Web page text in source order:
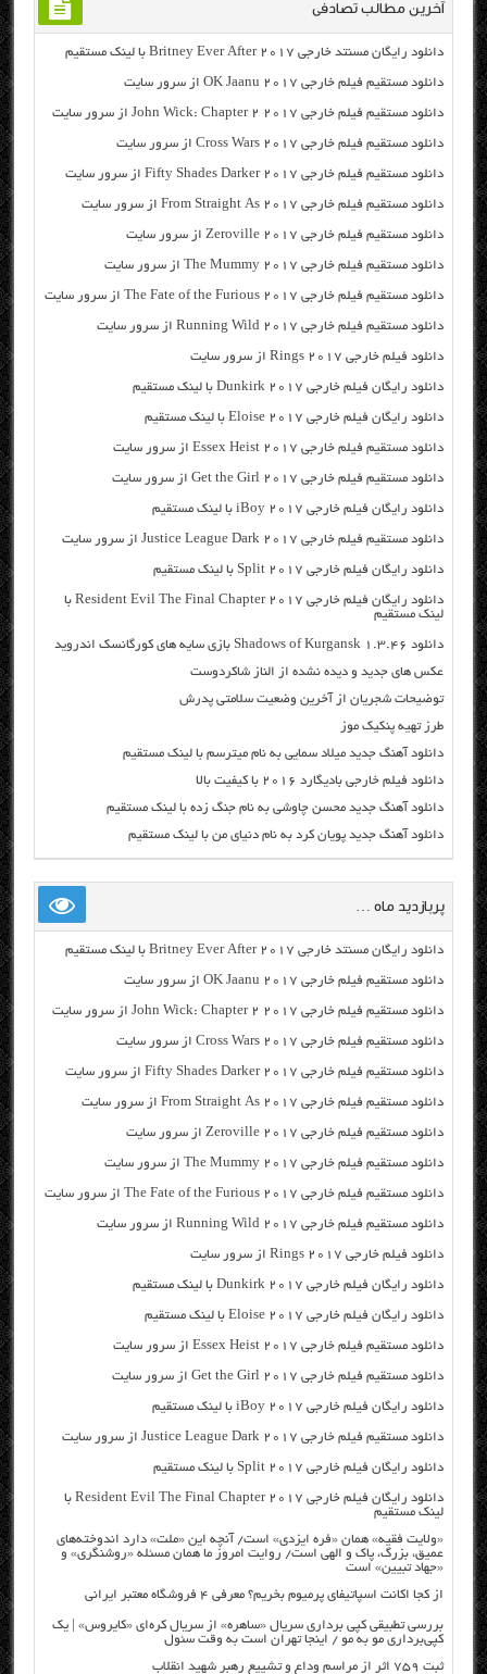
آخرین مطالب تصادفی
دانلود رایگان مسنتد خارجی Britney Ever After 2017 با لینک مستقیم
دانلود مستقیم فیلم خارجی OK Jaanu 2017 از سرور سایت
دانلود مستقیم فیلم خارجی John Wick: Chapter 2 2017 از سرور سایت
دانلود مستقیم فیلم خارجی Cross Wars 2017 از سرور سایت
دانلود مستقیم فیلم خارجی Fifty Shades Darker 2017 از سرور سایت
دانلود مستقیم فیلم خارجی From Straight As 2017 از سرور سایت
دانلود مستقیم فیلم خارجی Zeroville 2017 از سرور سایت
دانلود مستقیم فیلم خارجی The Mummy 2017 از سرور سایت
دانلود مستقیم فیلم خارجی The Fate of the Furious 2017 از سرور سایت
دانلود مستقیم فیلم خارجی Running Wild 2017 از سرور سایت
دانلود فیلم خارجی Rings 2017 از سرور سایت
دانلود رایگان فیلم خارجی Dunkirk 2017 با لینک مستقیم
دانلود رایگان فیلم خارجی Eloise 2017 با لینک مستقیم
دانلود مستقیم فیلم خارجی Essex Heist 2017 از سرور سایت
دانلود مستقیم فیلم خارجی Get the Girl 2017 از سرور سایت
دانلود رایگان فیلم خارجی iBoy 2017 با لینک مستقیم
دانلود مستقیم فیلم خارجی Justice League Dark 2017 از سرور سایت
دانلود رایگان فیلم خارجی Split 2017 با لینک مستقیم
دانلود رایگان فیلم خارجی Resident Evil The Final Chapter 2017 با
لینک مستقیم
دانلود Shadows of Kurgansk 1.3.46 بازی سایه های کورگانسک اندروید
عکس های جدید و دیده نشده از الناز شاکردوست
توضیحات شجریان از آخرین وضعیت سلامتی پدرش
طرز تهیه پنکیک موز
دانلود آهنگ جدید میلاد سمایی به نام میترسم با لینک مستقیم
دانلود فیلم خارجی بادیگارد ۲۰۱۶ با کیفیت بالا
دانلود آهنگ جدید محسن چاوشی به نام جنگ زده با لینک مستقیم
دانلود آهنگ جدید پویان کرد به نام دنیای من با لینک مستقیم
پربازدید ماه …
دانلود رایگان مسنتد خارجی Britney Ever After 2017 با لینک مستقیم
دانلود مستقیم فیلم خارجی OK Jaanu 2017 از سرور سایت
دانلود مستقیم فیلم خارجی John Wick: Chapter 2 2017 از سرور سایت
دانلود مستقیم فیلم خارجی Cross Wars 2017 از سرور سایت
دانلود مستقیم فیلم خارجی Fifty Shades Darker 2017 از سرور سایت
دانلود مستقیم فیلم خارجی From Straight As 2017 از سرور سایت
دانلود مستقیم فیلم خارجی Zeroville 2017 از سرور سایت
دانلود مستقیم فیلم خارجی The Mummy 2017 از سرور سایت
دانلود مستقیم فیلم خارجی The Fate of the Furious 2017 از سرور سایت
دانلود مستقیم فیلم خارجی Running Wild 2017 از سرور سایت
دانلود فیلم خارجی Rings 2017 از سرور سایت
دانلود رایگان فیلم خارجی Dunkirk 2017 با لینک مستقیم
دانلود رایگان فیلم خارجی Eloise 2017 با لینک مستقیم
دانلود مستقیم فیلم خارجی Essex Heist 2017 از سرور سایت
دانلود مستقیم فیلم خارجی Get the Girl 2017 از سرور سایت
دانلود رایگان فیلم خارجی iBoy 2017 با لینک مستقیم
دانلود مستقیم فیلم خارجی Justice League Dark 2017 از سرور سایت
دانلود رایگان فیلم خارجی Split 2017 با لینک مستقیم
دانلود رایگان فیلم خارجی Resident Evil The Final Chapter 2017 با
لینک مستقیم
«ولایت فقیه» همان «فره ایزدی» است/ آنچه این «ملت» دارد اندوخته‌های
عمیق، بزرگ، پاک و الهی است/ روایت امروز ما همان مسئله «روشنگری» و
«جهاد تبیین» است
از کجا اکانت اسپاتیفای پرمیوم بخریم؟ معرفی ۴ فروشگاه معتبر ایرانی
بررسی تطبیقی کپی برداری سریال «ساهره» از سریال کره‌ای «کایروس» | یک
کپی‌برداری مو به مو / اینجا تهران است به وقت سئول
ثبت ۷۵۹ اثر از مراسم وداع و تشییع رهبر شهید انقلاب